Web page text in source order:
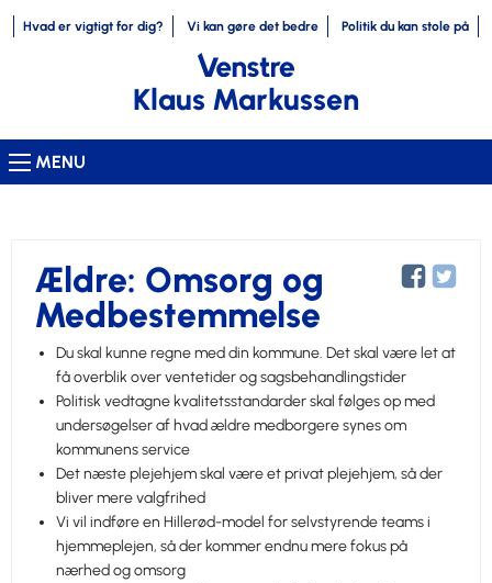
Hvad er vigtigt for dig? Vi kan gøre det bedre Politik du kan stole på
Klaus Markussen
MENU
Ældre: Omsorg og
Medbestemmelse
Du skal kunne regne med din kommune. Det skal være let at
få overblik over ventetider og sagsbehandlingstider
Politisk vedtagne kvalitetsstandarder skal følges op med
undersøgelser af hvad ældre medborgere synes om
kommunens service
Det næste plejehjem skal være et privat plejehjem, så der
bliver mere valgfrihed
Vi vil indføre en Hillerød-model for selvstyrende teams i
hjemmeplejen, så der kommer endnu mere fokus på
nærhed og omsorg